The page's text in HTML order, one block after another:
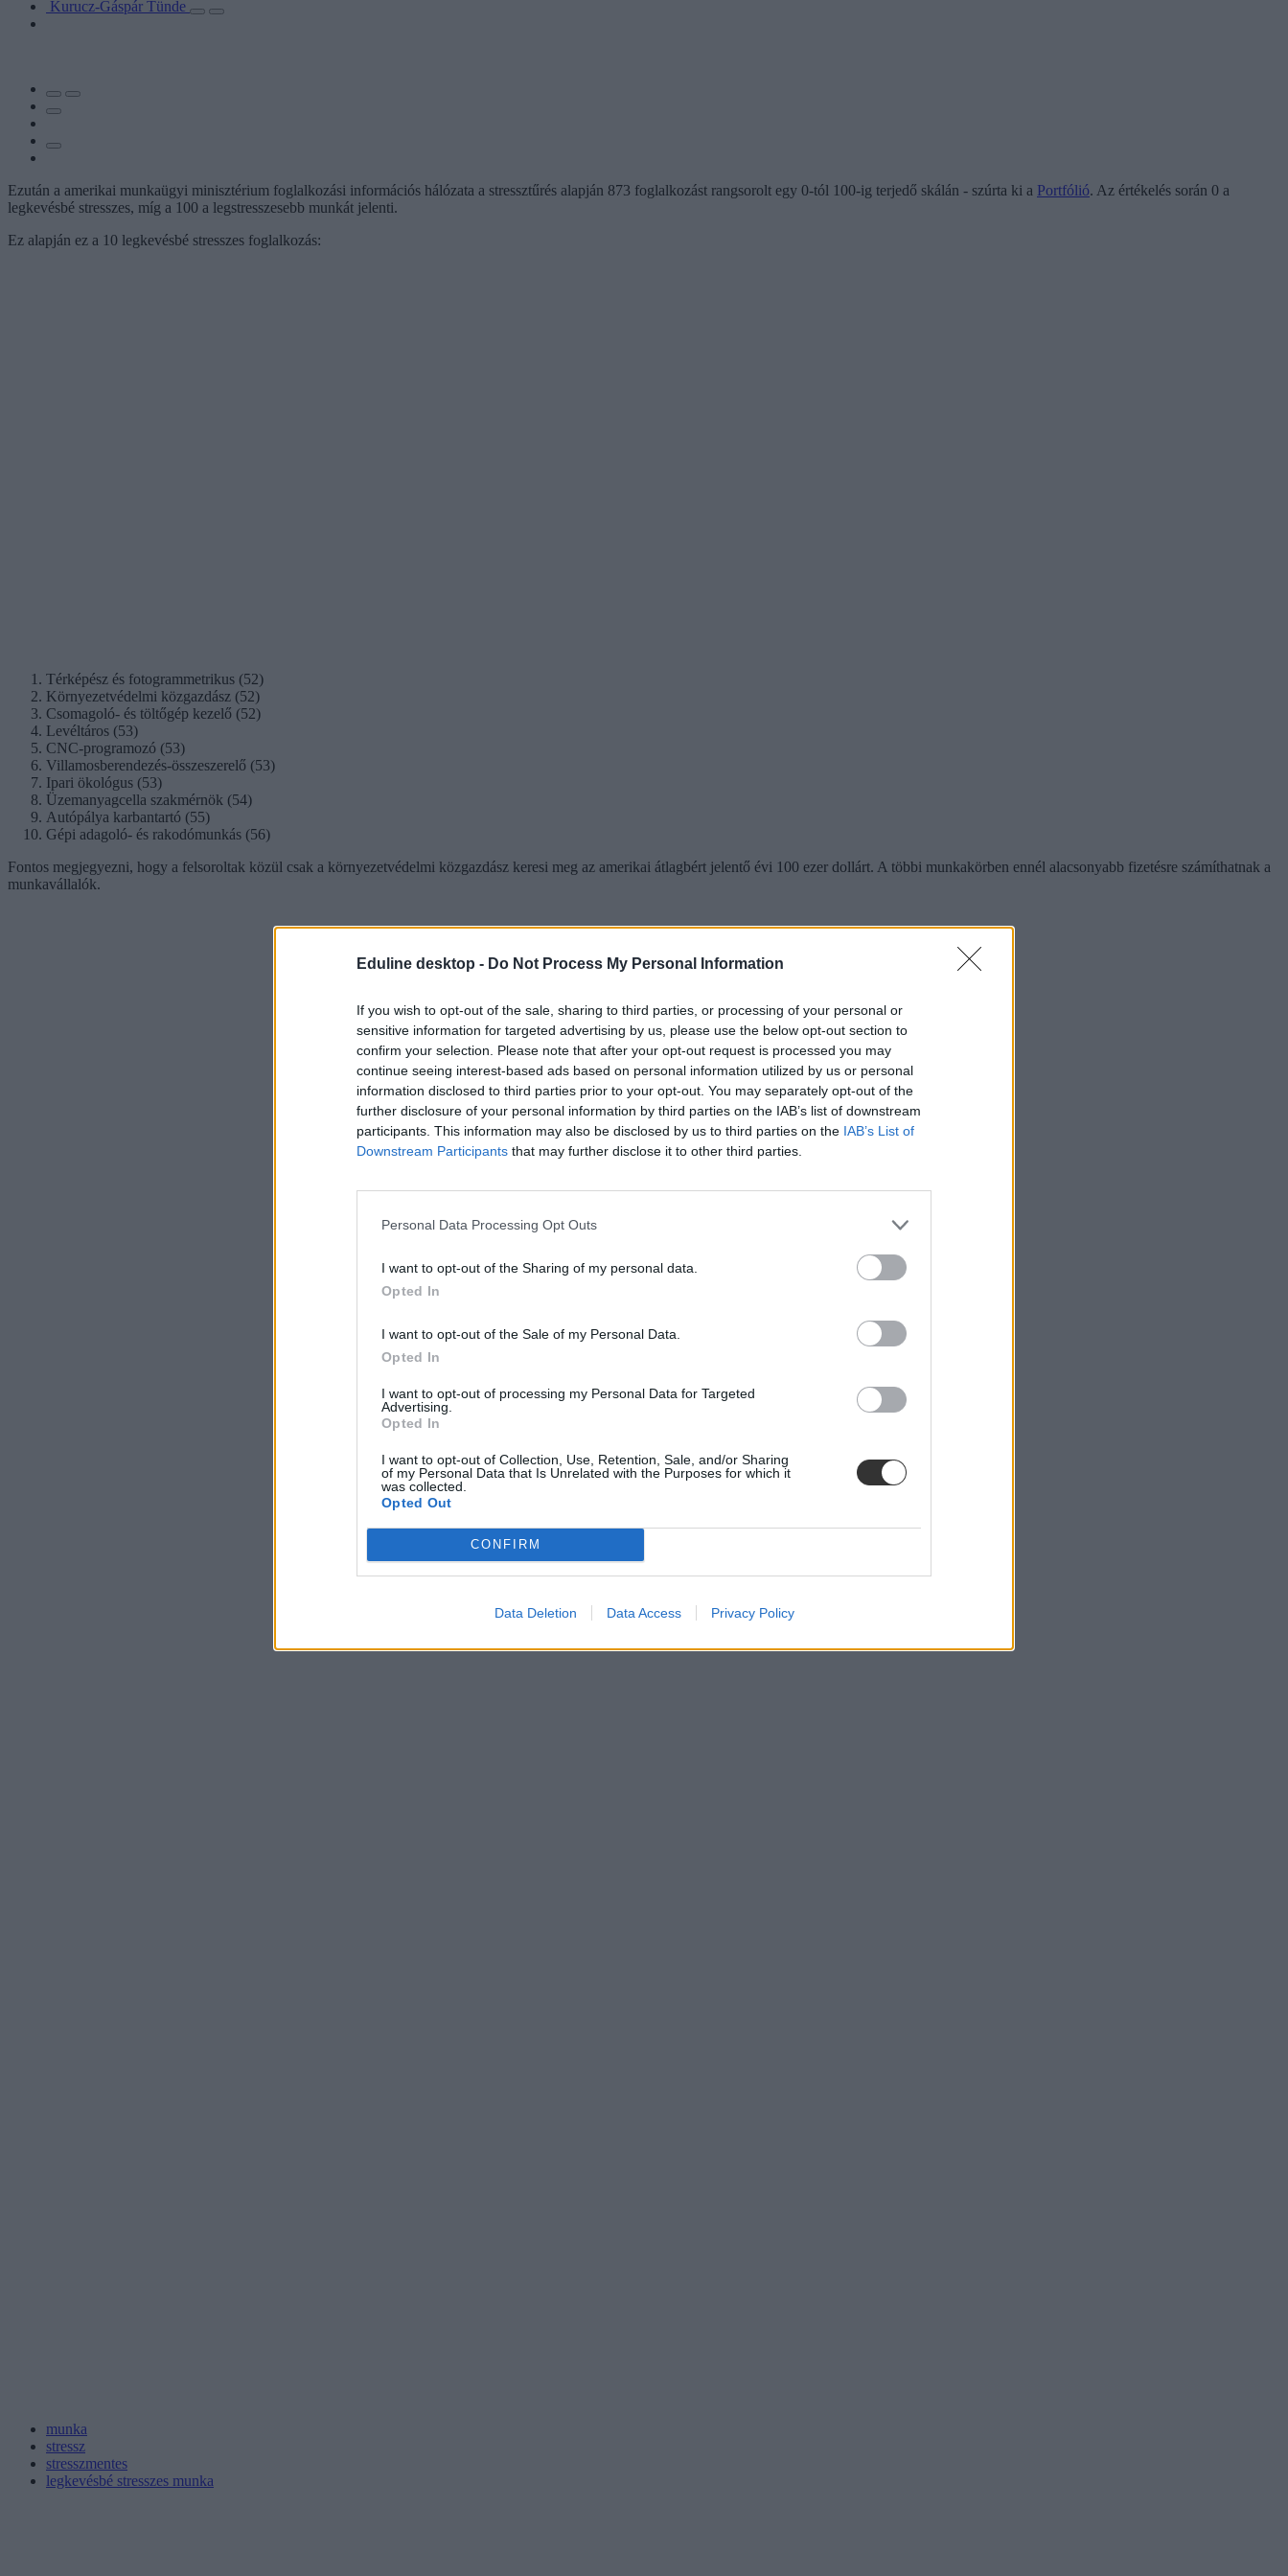
Eduline desktop - Do Not Process My Personal Information
If you wish to opt-out of the sale, sharing to third parties, or processing of your personal or
sensitive information for targeted advertising by us, please use the below opt-out section to
confirm your selection. Please note that after your opt-out request is processed you may
continue seeing interest-based ads based on personal information utilized by us or personal
information disclosed to third parties prior to your opt-out. You may separately opt-out of the
further disclosure of your personal information by third parties on the IAB’s list of downstream
participants. This information may also be disclosed by us to third parties on the IAB’s List of
Downstream Participants that may further disclose it to other third parties.
Personal Data Processing Opt Outs
I want to opt-out of the Sharing of my personal data.
Opted In
I want to opt-out of the Sale of my Personal Data.
Opted In
I want to opt-out of processing my Personal Data for Targeted
Advertising.
Opted In
I want to opt-out of Collection, Use, Retention, Sale, and/or Sharing
of my Personal Data that Is Unrelated with the Purposes for which it
was collected.
Opted Out
CONFIRM
Data Deletion Data Access Privacy Policy
Kurucz-Gáspár Tünde
Ezután a amerikai munkaügyi minisztérium foglalkozási információs hálózata a stressztűrés alapján 873 foglalkozást rangsorolt egy 0-tól 100-ig terjedő skálán - szúrta ki a Portfólió. Az értékelés során 0 a
legkevésbé stresszes, míg a 100 a legstresszesebb munkát jelenti.
Ez alapján ez a 10 legkevésbé stresszes foglalkozás:
Térképész és fotogrammetrikus (52)
Környezetvédelmi közgazdász (52)
Csomagoló- és töltőgép kezelő (52)
Levéltáros (53)
CNC-programozó (53)
Villamosberendezés-összeszerelő (53)
Ipari ökológus (53)
Üzemanyagcella szakmérnök (54)
Autópálya karbantartó (55)
Gépi adagoló- és rakodómunkás (56)
Fontos megjegyezni, hogy a felsoroltak közül csak a környezetvédelmi közgazdász keresi meg az amerikai átlagbért jelentő évi 100 ezer dollárt. A többi munkakörben ennél alacsonyabb fizetésre számíthatnak a
munkavállalók.
munka
stressz
stresszmentes
legkevésbé stresszes munka